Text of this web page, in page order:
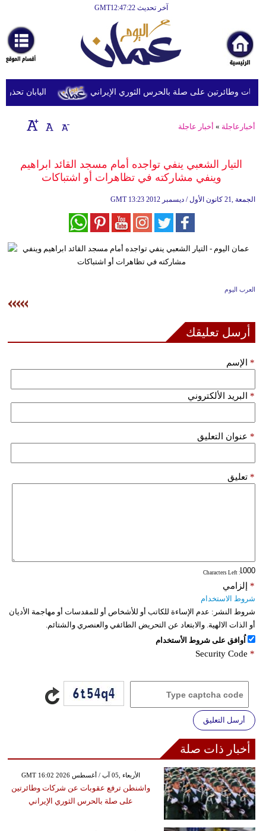
آخر تحديث GMT12:47:22
أخبارعاجلة
رياضة
ثقافة
إقتصاد
وموسيقى
سياحة
ديكور
مرأة
وتكنولوجيا
اليابان تحذر من وطائرتين على صلة بالحرس الثوري الإيراني
أخبارعاجلة » أخبار عاجلة
التيار الشعبي ينفي تواجده أمام مسجد القائد ابراهيم
وينفي مشاركته في تظاهرات أو اشتباكات
GMT 13:23 2012 الجمعة ,21 كانون الأول / ديسمبر
العرب اليوم
أرسل تعليقك
الإسم *
البريد الألكتروني *
عنوان التعليق *
تعليق *
: Characters Left
إلزامي *
شروط الاستخدام
شروط النشر: عدم الإساءة للكاتب أو للأشخاص أو للمقدسات أو مهاجمة الأديان
أو الذات الالهية. والابتعاد عن التحريض الطائفي والعنصري والشتائم.
اُوافق على شروط الأستخدام
Security Code *
أرسل التعليق
أخبار ذات صلة
GMT 16:02 2026 الأربعاء ,05 آب / أغسطس
واشنطن ترفع عقوبات عن شركات وطائرتين
على صلة بالحرس الثوري الإيراني